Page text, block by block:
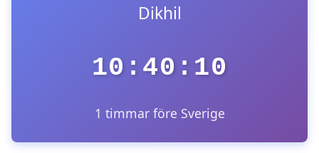
Dikhil
10:40:10
1 timmar före Sverige